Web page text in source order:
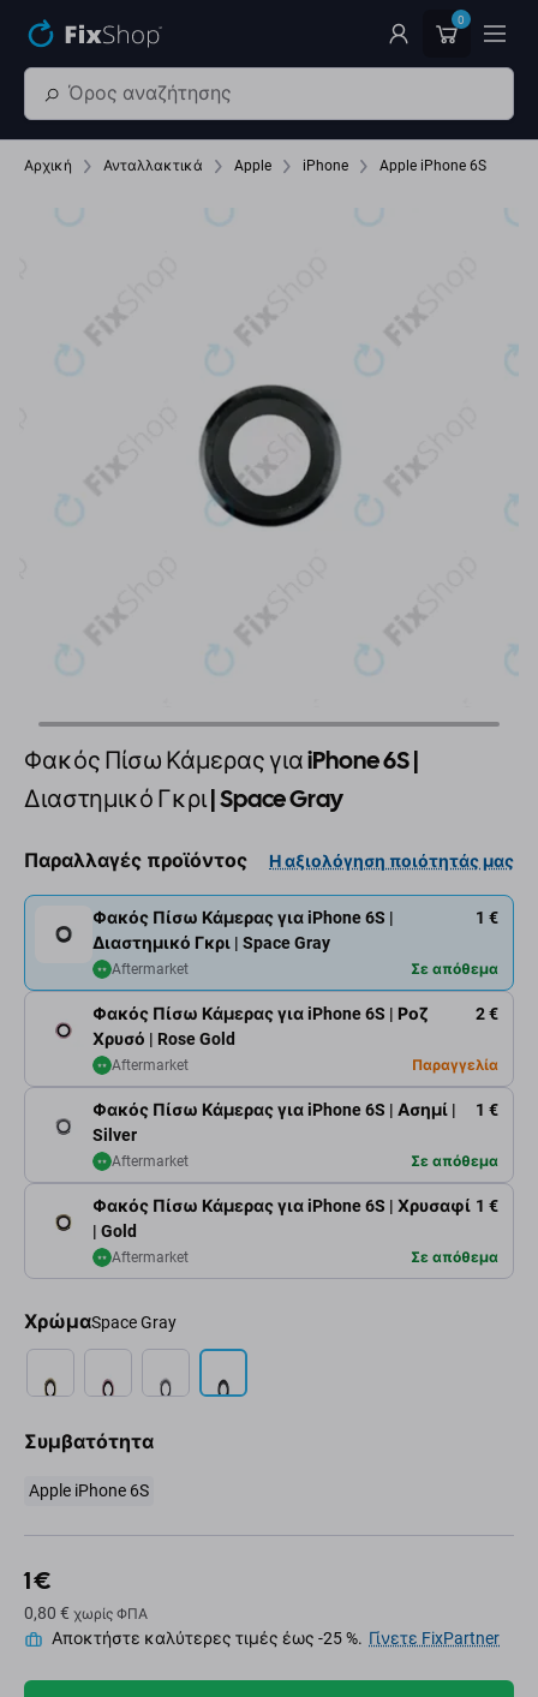
0
Αρχική Ανταλλακτικά Apple iPhone Apple iPhone 6S
Φακός Πίσω Κάμερας για iPhone 6S |
Διαστημικό Γκρι | Space Gray
Παραλλαγές προϊόντος Η αξιολόγηση ποιότητάς μας
Φακός Πίσω Κάμερας για iPhone 6S | Ροζ
Χρυσό | Rose Gold
2 €
Aftermarket Παραγγελία
Φακός Πίσω Κάμερας για iPhone 6S | Ασημί |
Silver
1 €
Aftermarket Σε απόθεμα
Φακός Πίσω Κάμερας για iPhone 6S | Χρυσαφί
| Gold
1 €
Aftermarket Σε απόθεμα
Φακός Πίσω Κάμερας για iPhone 6S |
Διαστημικό Γκρι | Space Gray
1 €
Aftermarket Σε απόθεμα
ΧρώμαSpace Gray
Συμβατότητα
Apple iPhone 6S
1 €
0,80 € χωρίς ΦΠΑ
Αποκτήστε καλύτερες τιμές έως -25 %. Γίνετε FixPartner